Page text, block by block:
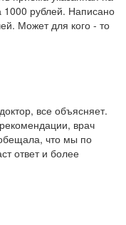
1000 рублей. Написано
Может для кого - то
все объясняет.
врач
что мы по
ответ и более